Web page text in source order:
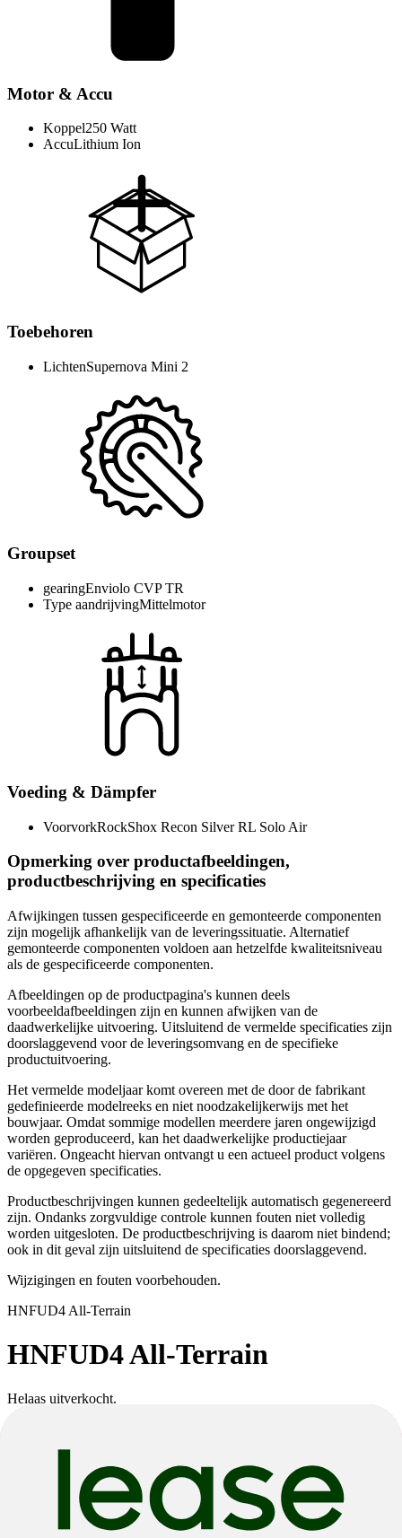
Motor & Accu
Koppel250 Watt
AccuLithium Ion
Toebehoren
LichtenSupernova Mini 2
Groupset
gearingEnviolo CVP TR
Type aandrijvingMittelmotor
Voeding & Dämpfer
VoorvorkRockShox Recon Silver RL Solo Air
Opmerking over productafbeeldingen,
productbeschrijving en specificaties
Afwijkingen tussen gespecificeerde en gemonteerde componenten
zijn mogelijk afhankelijk van de leveringssituatie. Alternatief
gemonteerde componenten voldoen aan hetzelfde kwaliteitsniveau
als de gespecificeerde componenten.
Afbeeldingen op de productpagina's kunnen deels
voorbeeldafbeeldingen zijn en kunnen afwijken van de
daadwerkelijke uitvoering. Uitsluitend de vermelde specificaties zijn
doorslaggevend voor de leveringsomvang en de specifieke
productuitvoering.
Het vermelde modeljaar komt overeen met de door de fabrikant
gedefinieerde modelreeks en niet noodzakelijkerwijs met het
bouwjaar. Omdat sommige modellen meerdere jaren ongewijzigd
worden geproduceerd, kan het daadwerkelijke productiejaar
variëren. Ongeacht hiervan ontvangt u een actueel product volgens
de opgegeven specificaties.
Productbeschrijvingen kunnen gedeeltelijk automatisch gegenereerd
zijn. Ondanks zorgvuldige controle kunnen fouten niet volledig
worden uitgesloten. De productbeschrijving is daarom niet bindend;
ook in dit geval zijn uitsluitend de specificaties doorslaggevend.
Wijzigingen en fouten voorbehouden.
HNFUD4 All-Terrain
HNFUD4 All-Terrain
Helaas uitverkocht.